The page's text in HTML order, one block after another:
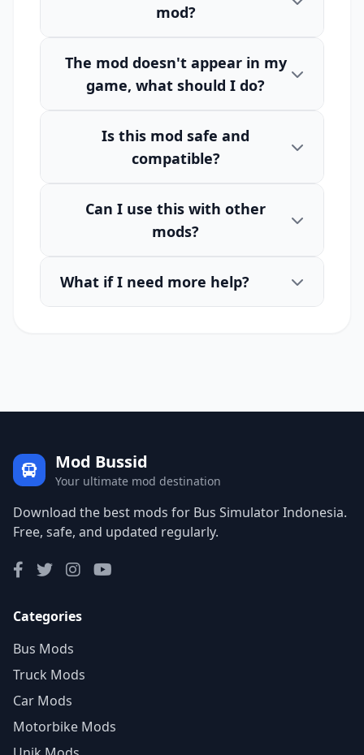
mod?
The mod doesn't appear in my
game, what should I do?
Is this mod safe and
compatible?
Can I use this with other
mods?
What if I need more help?
Mod Bussid
Your ultimate mod destination
Download the best mods for Bus Simulator Indonesia.
Free, safe, and updated regularly.
Categories
Bus Mods
Truck Mods
Car Mods
Motorbike Mods